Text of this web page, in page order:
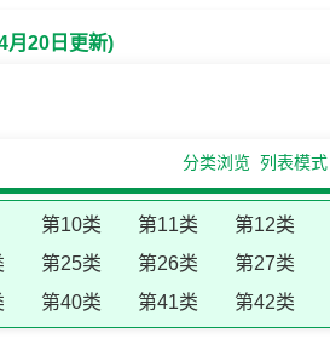
月20日更新)
分类浏览 列表模式
第10类 第11类 第12类
第25类 第26类 第27类
第40类 第41类 第42类